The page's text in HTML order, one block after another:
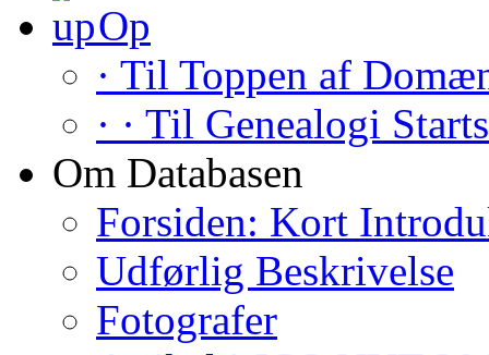
Op
· Til Toppen af
· · Til Genealogi
Om Databasen
Forsiden: Kort
Udførlig Beskrivelse
Fotografer